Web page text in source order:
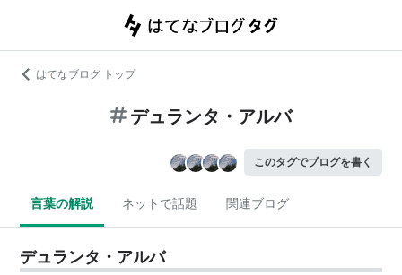
はてなブログ トップ
デュランタ・アルバ
このタグでブログを書く
言葉の解説 ネットで話題 関連ブログ
デュランタ・アルバ